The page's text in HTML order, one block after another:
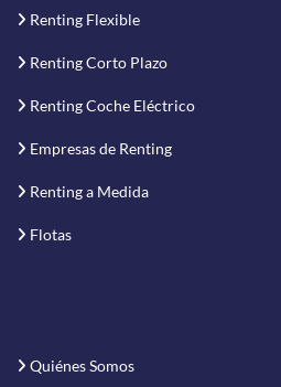
Renting Flexible
Renting Corto Plazo
Renting Coche Eléctrico
Empresas de Renting
Renting a Medida
Flotas
Quiénes Somos